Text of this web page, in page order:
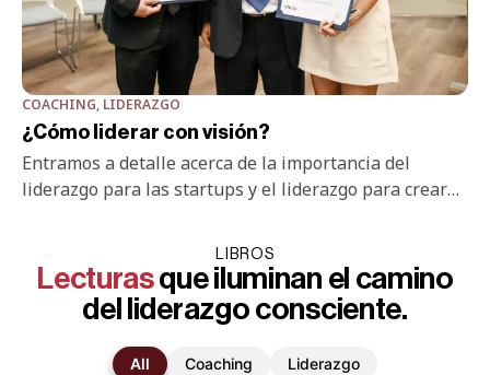
COACHING, LIDERAZGO
¿Cómo liderar con visión?
Entramos a detalle acerca de la importancia del
liderazgo para las startups y el liderazgo para crear
LIBROS
Lecturasque iluminan el camino
del liderazgo consciente.
Coaching Liderazgo
All